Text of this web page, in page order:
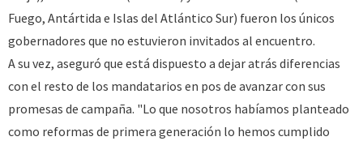
Fuego, Antártida e Islas del Atlántico Sur) fueron los únicos
gobernadores que no estuvieron invitados al encuentro.
A su vez, aseguró que está dispuesto a dejar atrás diferencias
con el resto de los mandatarios en pos de avanzar con sus
promesas de campaña. "Lo que nosotros habíamos planteado
como reformas de primera generación lo hemos cumplido